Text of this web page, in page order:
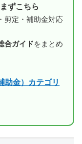
ずこちら
剪定・補助金対応
合ガイドをまとめ
助金）カテゴリ